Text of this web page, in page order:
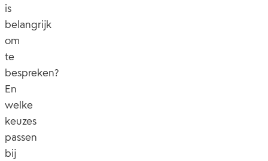
is
belangrijk
om
te
bespreken?
En
welke
keuzes
passen
bij